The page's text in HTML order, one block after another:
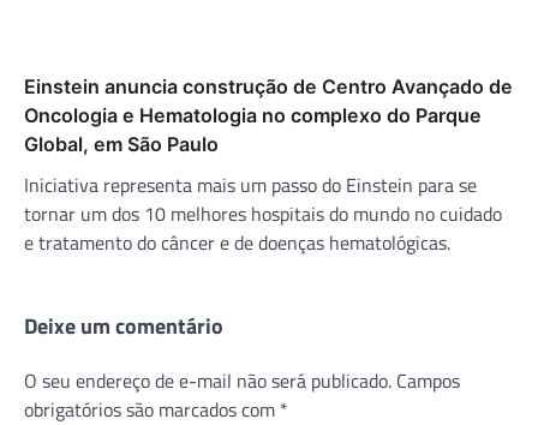
Einstein anuncia construção de Centro Avançado de
Oncologia e Hematologia no complexo do Parque
Global, em São Paulo
Iniciativa representa mais um passo do Einstein para se
tornar um dos 10 melhores hospitais do mundo no cuidado
e tratamento do câncer e de doenças hematológicas.
Deixe um comentário
O seu endereço de e-mail não será publicado. Campos
obrigatórios são marcados com *